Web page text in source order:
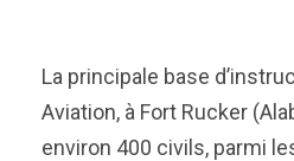
La principale base
Aviation, à Fort Rucker
environ 400 civils, parmi